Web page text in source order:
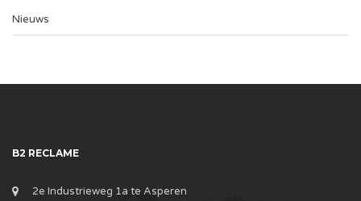
Nieuws
B2 RECLAME
2e Industrieweg 1a te Asperen